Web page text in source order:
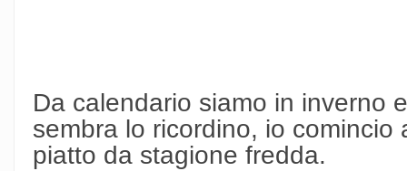
Da calendario siamo in inverno
sembra lo ricordino, io
piatto da stagione fredda.